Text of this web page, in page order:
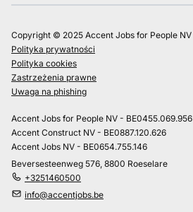
Copyright © 2025 Accent Jobs for People NV
Polityka prywatności
Polityka cookies
Zastrzeżenia prawne
Uwaga na phishing
Accent Jobs for People NV - BE0455.069.956
Accent Construct NV - BE0887.120.626
Accent Jobs NV - BE0654.755.146
Beversesteenweg 576, 8800 Roeselare
+3251460500
info@accentjobs.be